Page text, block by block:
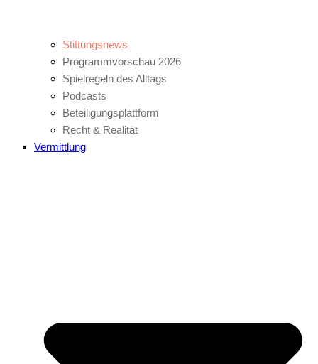
Stiftungsnews
Programmvorschau 2026
Spielregeln des Alltags
Podcasts
Beteiligungsplattform
Recht & Realität
Vermittlung